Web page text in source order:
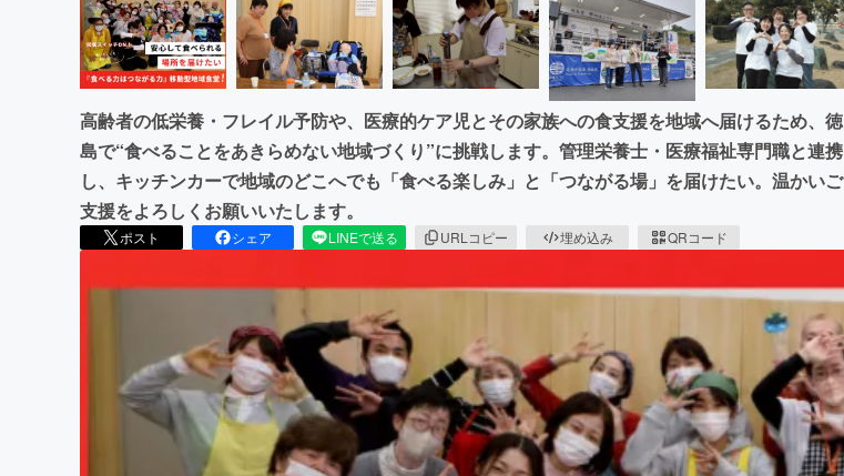
高齢者の低栄養・フレイル予防や、医療的ケア児とその家族への食支援を地域へ届けるため、徳
島で“食べることをあきらめない地域づくり”に挑戦します。管理栄養士・医療福祉専門職と連携
し、キッチンカーで地域のどこへでも「食べる楽しみ」と「つながる場」を届けたい。温かいご
支援をよろしくお願いいたします。
ポスト シェア LINEで送る URLコピー 埋め込み QRコード